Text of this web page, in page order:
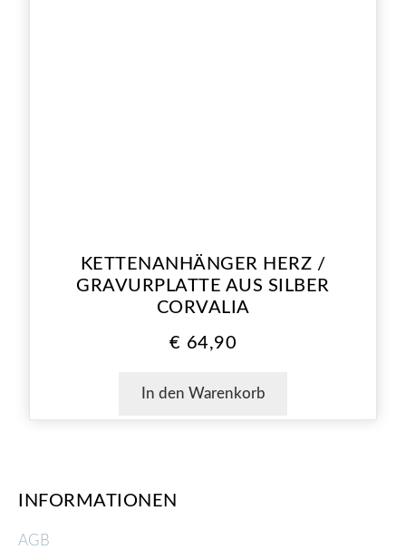
KETTENANHÄNGER HERZ /
GRAVURPLATTE AUS SILBER
CORVALIA
€ 64,90
In den Warenkorb
INFORMATIONEN
AGB